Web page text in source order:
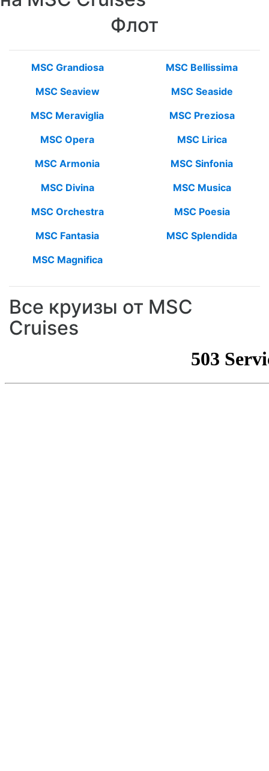
MSC Opera октябрь 2017 г.
Круиз получился на славу, это наверное самый
лучший круиз, из трех, на которых мы побывали.
Корабль стоял ...
Читать полностью
MSC Preziosa октябрь 2017 г.
Геную. В целом можно сказать - хорошо, но мало.
Лайнер шикарный! блестит и сверкает, как стразы
променада и где ...
Читать полностью
Флот
MSC Grandiosa
MSC Bellissima
MSC Seaview
MSC Seaside
MSC Meraviglia
MSC Preziosa
MSC Opera
MSC Lirica
MSC Armonia
MSC Sinfonia
MSC Divina
MSC Musica
MSC Orchestra
MSC Poesia
MSC Fantasia
MSC Splendida
MSC Magnifica
Все круизы от MSC
Cruises